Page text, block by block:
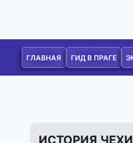
ГЛАВНАЯ ГИД В ПРАГЕ
ИСТОРИЯ